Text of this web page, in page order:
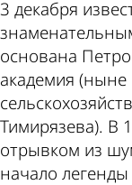
3 декабря
основана
академия (ныне
Тимирязева). В
отрывком из
начало